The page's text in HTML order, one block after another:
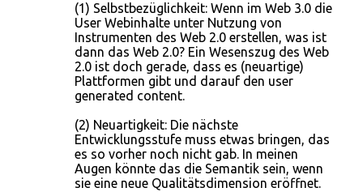
(1) Selbstbezüglichkeit: Wenn im Web 3.0 die
User Webinhalte unter Nutzung von
Instrumenten des Web 2.0 erstellen, was ist
dann das Web 2.0? Ein Wesenszug des Web
2.0 ist doch gerade, dass es (neuartige)
Plattformen gibt und darauf den user
generated content.
(2) Neuartigkeit: Die nächste
Entwicklungsstufe muss etwas bringen, das
es so vorher noch nicht gab. In meinen
Augen könnte das die Semantik sein, wenn
sie eine neue Qualitätsdimension eröffnet.